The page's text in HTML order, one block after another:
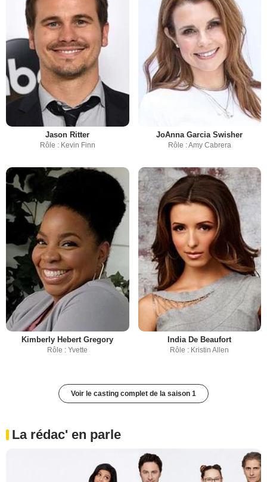
Jason Ritter
Rôle : Kevin Finn
JoAnna Garcia Swisher
Rôle : Amy Cabrera
Kimberly Hebert Gregory
Rôle : Yvette
India De Beaufort
Rôle : Kristin Allen
Voir le casting complet de la saison 1
La rédac' en parle